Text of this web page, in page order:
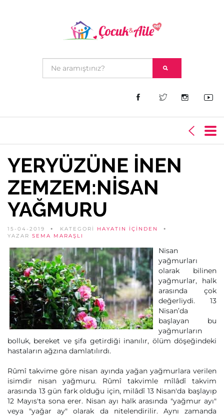
YERYÜZÜNE İNEN
ZEMZEM:NİSAN
YAĞMURU
15-04-2019 KATEGORİ HAYATIN İÇINDEN
YAZAR SEMA MARAŞLI
Nisan
yağmurları
olarak bilinen
yağmurlar, halk
arasında çok
değerliydi. 13
Nisan’da
başlayan bu
yağmurların
bolluk, bereket ve şifa getirdiği inanılır, ölüm döşeğindeki
hastaların ağzına damlatılırdı.
Rûmî takvime göre nisan ayında yağan yağmurlara verilen
isimdir nisan yağmuru. Rûmî takvimle mîlâdî takvim
arasında 13 gün fark olduğu için, milâdî 13 Nisan'da başlayıp
12 Mayıs'ta sona erer. Nisan ayı halk arasında "yağmur ayı"
veya "yağar ay" olarak da nitelendirilir. Aynı zamanda